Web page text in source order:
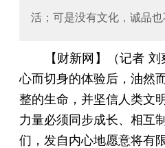
活；可是没有文化，诚品
【财新网】（记者 刘
心而切身的体验后，油然
整的生命，并坚信人类文
力量必须同步成长、相互
们，发自内心地愿意将有